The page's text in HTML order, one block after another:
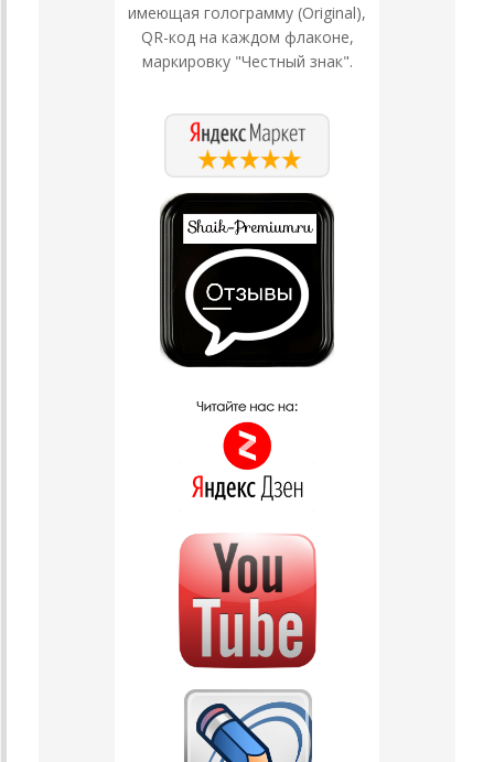
имеющая голограмму (Original),
QR-код на каждом флаконе,
маркировку "Честный знак".